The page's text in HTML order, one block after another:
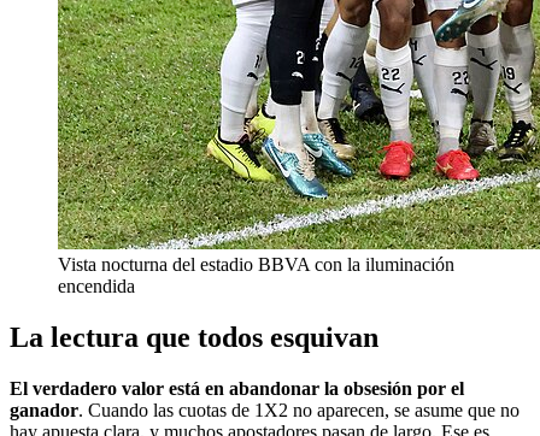
Vista nocturna del estadio BBVA con la iluminación
encendida
La lectura que todos esquivan
El verdadero valor está en abandonar la obsesión por el
ganador. Cuando las cuotas de 1X2 no aparecen, se asume que no